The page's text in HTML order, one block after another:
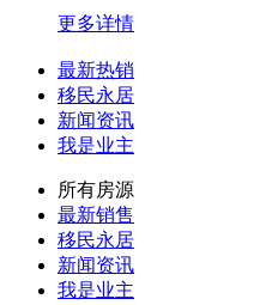
更多详情
最新热销
移民永居
新闻资讯
我是业主
所有房源
最新销售
移民永居
新闻资讯
我是业主